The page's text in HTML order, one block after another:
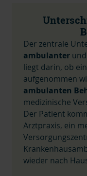
Der zentrale
ambulanter und
liegt darin, ob
aufgenommen
ambulanten
medizinische
Der Patient
Arztpraxis, ein
wieder nach